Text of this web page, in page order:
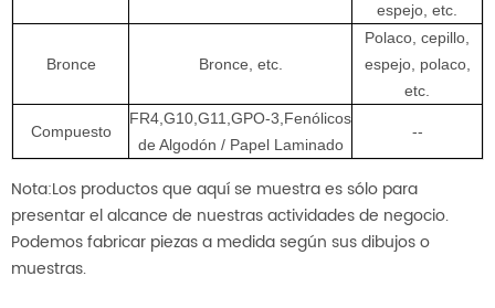
espejo, etc.
Bronce Bronce, etc.
Polaco, cepillo,
espejo, polaco,
etc.
Compuesto
FR4,G10,G11,GPO-3,Fenólicos
de Algodón / Papel Laminado
--
Nota:Los productos que aquí se muestra es sólo para
presentar el alcance de nuestras actividades de negocio.
Podemos fabricar piezas a medida según sus dibujos o
muestras.